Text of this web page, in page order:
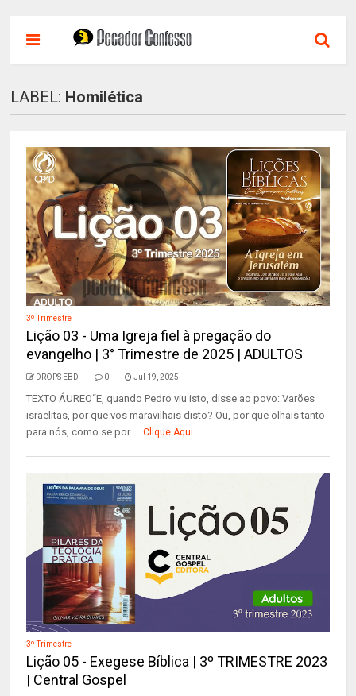
LABEL: Homilética
3º Trimestre
Lição 03 - Uma Igreja fiel à pregação do
evangelho | 3° Trimestre de 2025 | ADULTOS
DROPS EBD 0 Jul 19, 2025
TEXTO ÁUREO“E, quando Pedro viu isto, disse ao povo: Varões
israelitas, por que vos maravilhais disto? Ou, por que olhais tanto
para nós, como se por ... Clique Aqui
3º Trimestre
Lição 05 - Exegese Bíblica | 3º TRIMESTRE 2023
| Central Gospel